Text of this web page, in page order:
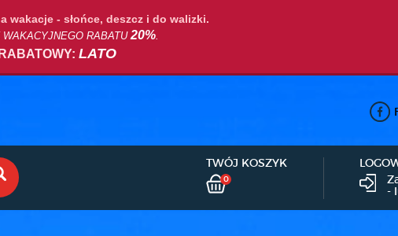
wakacje - słońce, deszcz i do walizki.
WAKACYJNEGO RABATU20%.
LATO
TWÓJ KOSZYK
0
-